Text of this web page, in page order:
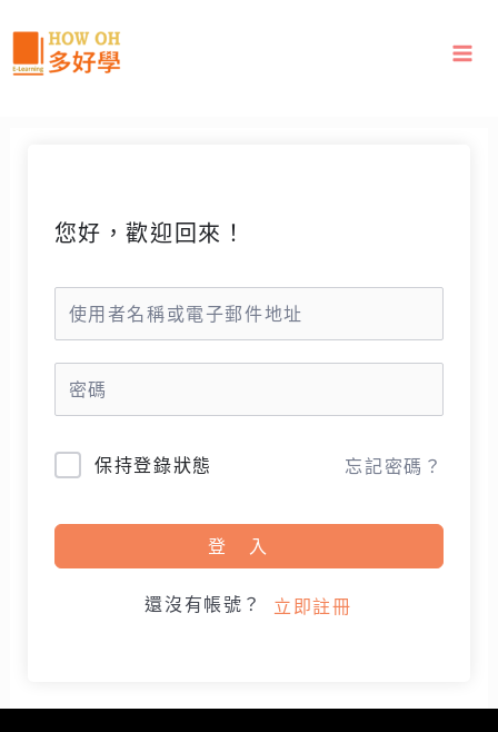
至
要
您好，歡迎回來！
保持登錄狀態 忘記密碼？
登入
還沒有帳號？ 立即註冊